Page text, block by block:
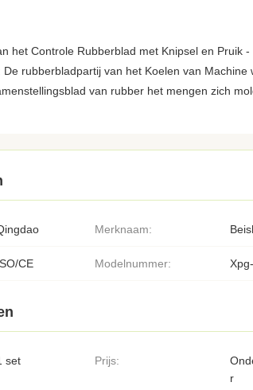
het Controle Rubberblad met Knipsel en Pruik
rubberbladpartij van het Koelen van Machine
van rubber het mengen zich
Merknaam:
CE Modelnummer:
set Prijs:
r